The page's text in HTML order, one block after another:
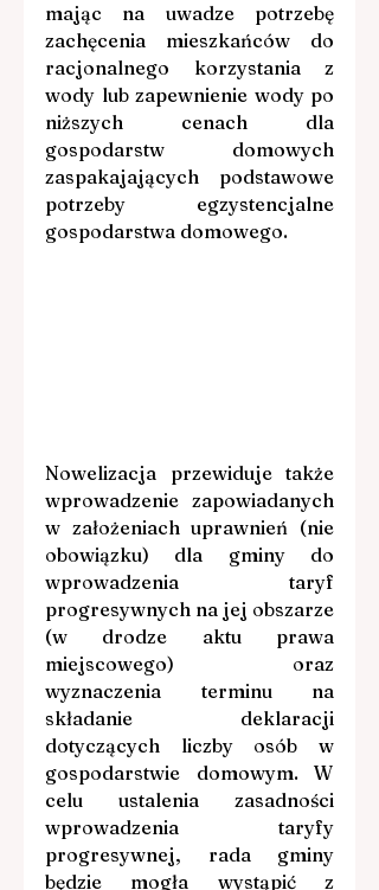
mając na uwadze potrzebę
zachęcenia mieszkańców do
racjonalnego korzystania z
wody lub zapewnienie wody po
niższych cenach dla
gospodarstw domowych
zaspakajających podstawowe
potrzeby egzystencjalne
gospodarstwa domowego.
Nowelizacja przewiduje także
wprowadzenie zapowiadanych
w założeniach uprawnień (nie
obowiązku) dla gminy do
wprowadzenia taryf
progresywnych na jej obszarze
(w drodze aktu prawa
miejscowego) oraz
wyznaczenia terminu na
składanie deklaracji
dotyczących liczby osób w
gospodarstwie domowym. W
celu ustalenia zasadności
wprowadzenia taryfy
progresywnej, rada gminy
będzie mogła wystąpić z